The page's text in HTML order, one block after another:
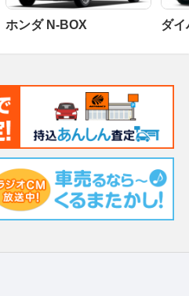
ホンダ N-BOX ダイ